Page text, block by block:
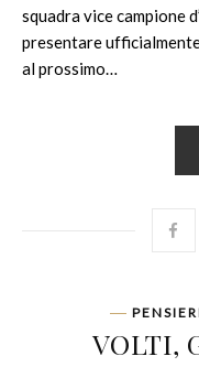
squadra vice campione
presentare
al prossimo…
VOLTI,